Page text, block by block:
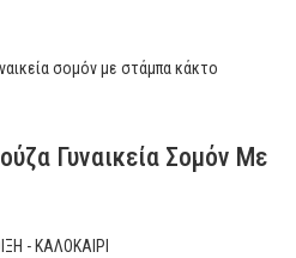
Γυναικεία Σομόν Με
- ΚΑΛΟΚΑΙΡΙ